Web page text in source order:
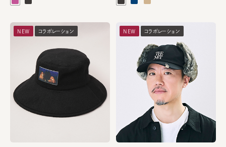
NEW コラボレーション NEW コラボレーション